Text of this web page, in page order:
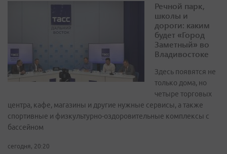
Речной парк,
школы и
дороги: каким
будет «Город
Заметный» во
Владивостоке
Здесь появятся не
только дома, но
четыре торговых
центра, кафе, магазины и другие нужные сервисы, а также
спортивные и физкультурно-оздоровительные комплексы с
бассейном
сегодня, 20:20